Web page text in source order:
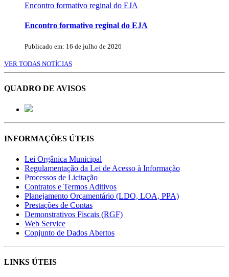
Encontro formativo reginal do EJA
Encontro formativo reginal do EJA
Publicado em: 16 de julho de 2026
VER TODAS NOTÍCIAS
QUADRO DE AVISOS
INFORMAÇÕES ÚTEIS
Lei Orgânica Municipal
Regulamentação da Lei de Acesso à Informação
Processos de Licitação
Contratos e Termos Aditivos
Planejamento Orçamentário (LDO, LOA, PPA)
Prestações de Contas
Demonstrativos Fiscais (RGF)
Web Service
Conjunto de Dados Abertos
LINKS ÚTEIS